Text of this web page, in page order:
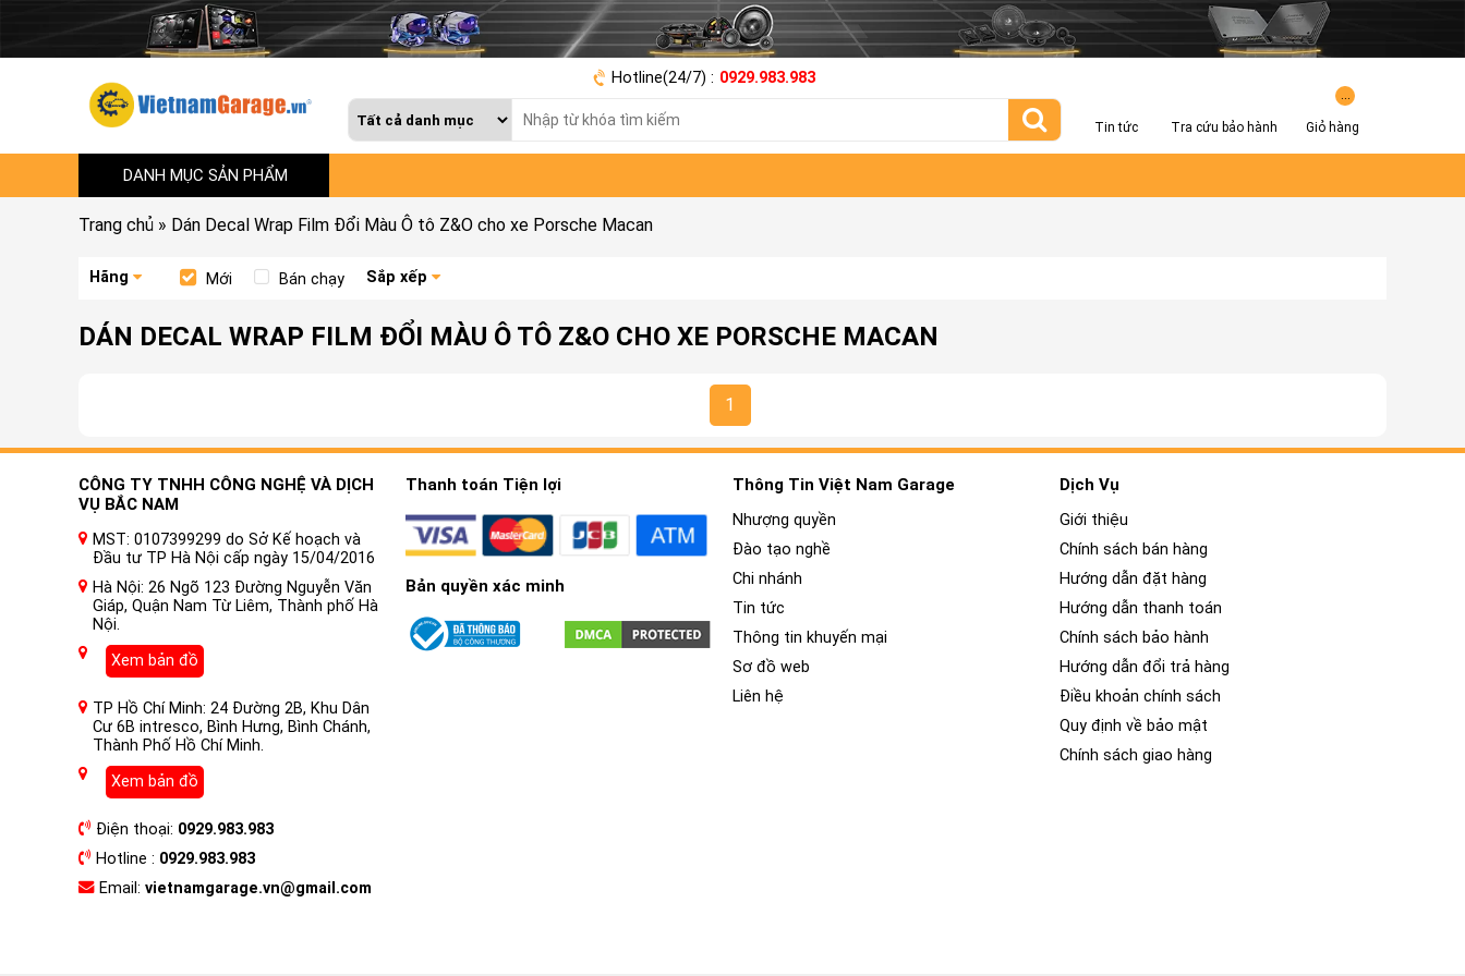
Hotline(24/7) : 0929.983.983
Tin tức Tra cứu bảo hành Giỏ hàng
DANH MỤC SẢN PHẨM
Trang chủ » Dán Decal Wrap Film Đổi Màu Ô tô Z&O cho xe Porsche Macan
Hãng Mới Bán chạy Sắp xếp
DÁN DECAL WRAP FILM ĐỔI MÀU Ô TÔ Z&O CHO XE PORSCHE MACAN
1
CÔNG TY TNHH CÔNG NGHỆ VÀ DỊCH
VỤ BẮC NAM
MST: 0107399299 do Sở Kế hoạch và
Đầu tư TP Hà Nội cấp ngày 15/04/2016
Hà Nội: 26 Ngõ 123 Đường Nguyễn Văn
Giáp, Quận Nam Từ Liêm, Thành phố Hà
Nội.
Xem bản đồ
TP Hồ Chí Minh: 24 Đường 2B, Khu Dân
Cư 6B intresco, Bình Hưng, Bình Chánh,
Thành Phố Hồ Chí Minh.
Xem bản đồ
Điện thoại: 0929.983.983
Hotline : 0929.983.983
Email: vietnamgarage.vn@gmail.com
Thanh toán Tiện lợi
Bản quyền xác minh
Thông Tin Việt Nam Garage
Nhượng quyền
Đào tạo nghề
Chi nhánh
Tin tức
Thông tin khuyến mại
Sơ đồ web
Liên hệ
Dịch Vụ
Giới thiệu
Chính sách bán hàng
Hướng dẫn đặt hàng
Hướng dẫn thanh toán
Chính sách bảo hành
Hướng dẫn đổi trả hàng
Điều khoản chính sách
Quy định về bảo mật
Chính sách giao hàng